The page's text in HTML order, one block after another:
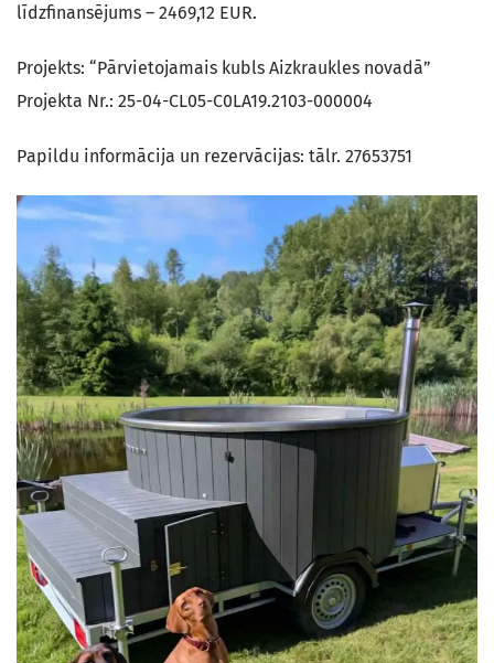
līdzfinansējums – 2469,12 EUR.
Projekts: “Pārvietojamais kubls Aizkraukles novadā”
Projekta Nr.: 25-04-CL05-C0LA19.2103-000004
Papildu informācija un rezervācijas: tālr. 27653751